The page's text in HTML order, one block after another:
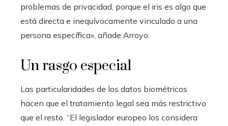
problemas de privacidad, porque el iris es algo que
está directa e inequívocamente vinculado a una
persona específica», añade Arroyo.
Un rasgo especial
Las particularidades de los datos biométricos
hacen que el tratamiento legal sea más restrictivo
que el resto. “El legislador europeo los considera